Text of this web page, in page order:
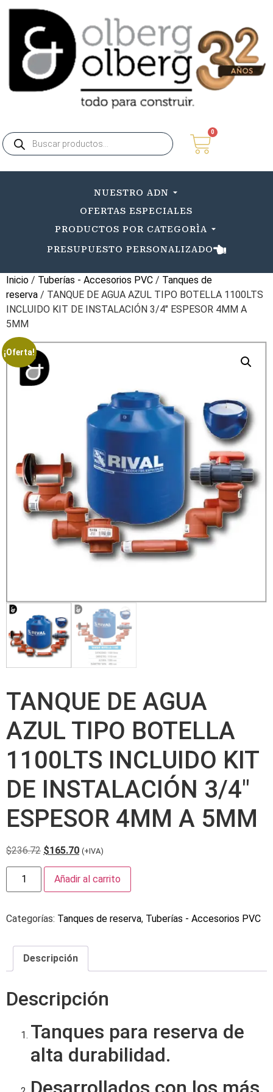
0
NUESTRO ADN
OFERTAS ESPECIALES
PRODUCTOS POR CATEGORÌA
PRESUPUESTO PERSONALIZADO
Inicio / Tuberías - Accesorios PVC / Tanques de
reserva / TANQUE DE AGUA AZUL TIPO BOTELLA 1100LTS
INCLUIDO KIT DE INSTALACIÓN 3/4″ ESPESOR 4MM A
5MM
¡Oferta!
TANQUE DE AGUA
AZUL TIPO BOTELLA
1100LTS INCLUIDO KIT
DE INSTALACIÓN 3/4″
ESPESOR 4MM A 5MM
$236.72 $165.70 (+IVA)
Añadir al carrito
Categorías: Tanques de reserva, Tuberías - Accesorios PVC
Descripción
Descripción
Tanques para reserva de
alta durabilidad.